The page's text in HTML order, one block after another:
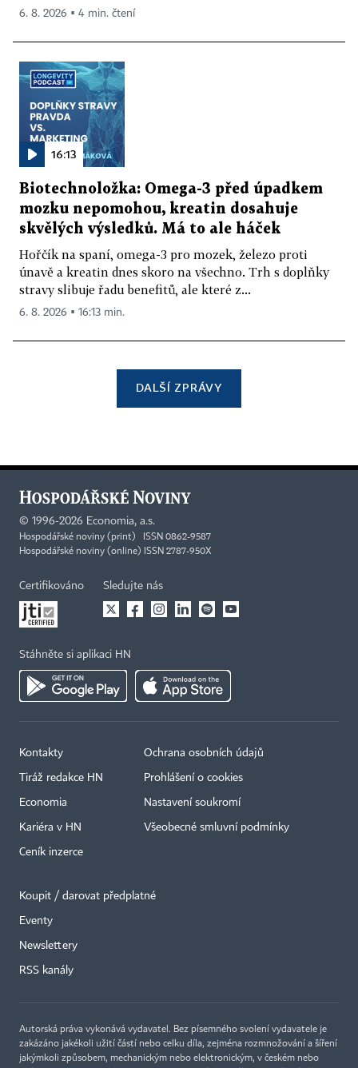
6. 8. 2026 ▪ 4 min. čtení
16:13
Biotechnoložka: Omega-3 před úpadkem
mozku nepomohou, kreatin dosahuje
skvělých výsledků. Má to ale háček
Hořčík na spaní, omega-3 pro mozek, železo proti
únavě a kreatin dnes skoro na všechno. Trh s doplňky
stravy slibuje řadu benefitů, ale které z...
6. 8. 2026 ▪ 16:13 min.
DALŠÍ ZPRÁVY
© 1996-2026 Economia, a.s.
Hospodářské noviny (print) ISSN 0862-9587
Hospodářské noviny (online) ISSN 2787-950X
Certifikováno Sledujte nás
Stáhněte si aplikaci HN
Kontakty
Tiráž redakce HN
Economia
Kariéra v HN
Ceník inzerce
Ochrana osobních údajů
Prohlášení o cookies
Nastavení soukromí
Všeobecné smluvní podmínky
Koupit / darovat předplatné
Eventy
Newslettery
RSS kanály
Autorská práva vykonává vydavatel. Bez písemného svolení vydavatele je
zakázáno jakékoli užití částí nebo celku díla, zejména rozmnožování a šíření
jakýmkoli způsobem, mechanickým nebo elektronickým, v českém nebo